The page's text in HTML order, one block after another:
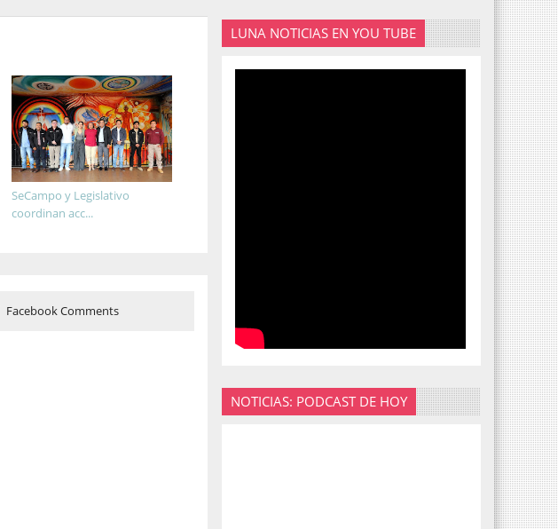
SeCampo y Legislativo
coordinan acc...
Facebook Comments
LUNA NOTICIAS EN YOU TUBE
NOTICIAS: PODCAST DE HOY